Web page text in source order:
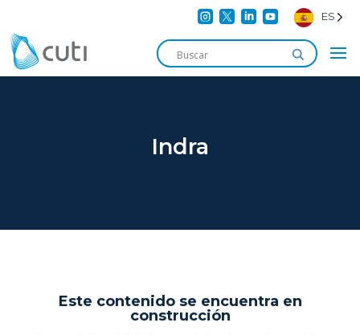
    ES
Indra
Este contenido se encuentra en
construcción